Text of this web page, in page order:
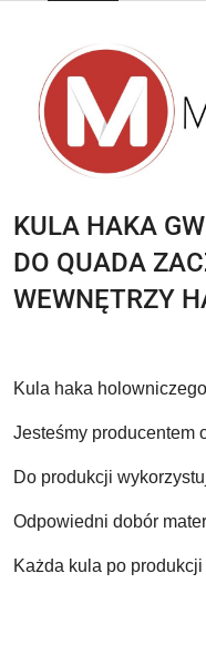
KULA HAKA
DO QUADA
WEWNĘTRZY
Kula haka
Jesteśmy producentem
Do produkcji
Odpowiedni dobór
Każda kula po